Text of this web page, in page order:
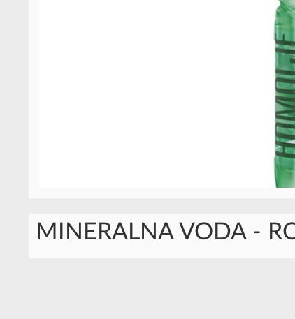
MINERALNA VODA -